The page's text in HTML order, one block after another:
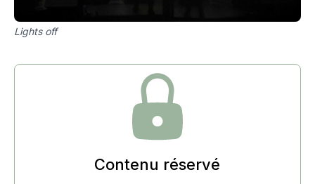
Lights off
Contenu réservé